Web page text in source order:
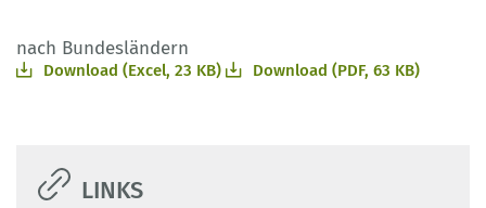
nach Bundesländern
Download (Excel, 23 KB) Download (PDF, 63 KB)
LINKS